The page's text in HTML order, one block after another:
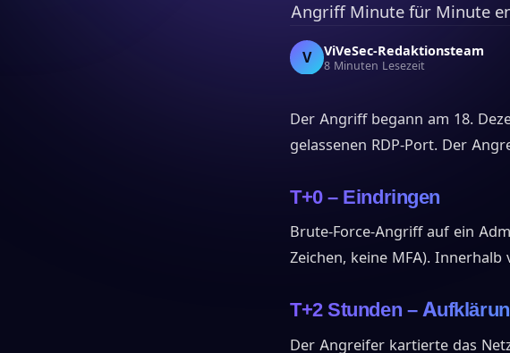
Angriff Minute für Minute
V ViVeSec-Redaktionsteam
8 Minuten Lesezeit
Der Angriff begann am 18.
gelassenen RDP-Port. Der
T+0 – Eindringen
Brute-Force-Angriff auf ein
Zeichen, keine MFA).
T+2 Stunden –
Der Angreifer kartierte das